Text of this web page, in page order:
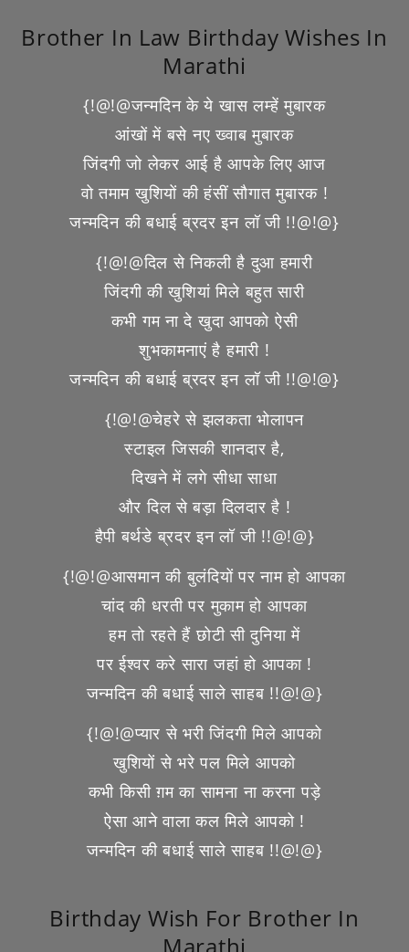
Brother In Law Birthday Wishes In
Marathi
{!@!@जन्मदिन के ये खास लम्हें मुबारक
आंखों में बसे नए ख्वाब मुबारक
जिंदगी जो लेकर आई है आपके लिए आज
वो तमाम खुशियों की हंसीं सौगात मुबारक !
जन्मदिन की बधाई ब्रदर इन लॉ जी !!@!@}
{!@!@दिल से निकली है दुआ हमारी
जिंदगी की खुशियां मिले बहुत सारी
कभी गम ना दे खुदा आपको ऐसी
शुभकामनाएं है हमारी !
जन्मदिन की बधाई ब्रदर इन लॉ जी !!@!@}
{!@!@चेहरे से झलकता भोलापन
स्टाइल जिसकी शानदार है,
दिखने में लगे सीधा साधा
और दिल से बड़ा दिलदार है !
हैपी बर्थडे ब्रदर इन लॉ जी !!@!@}
{!@!@आसमान की बुलंदियों पर नाम हो आपका
चांद की धरती पर मुकाम हो आपका
हम तो रहते हैं छोटी सी दुनिया में
पर ईश्वर करे सारा जहां हो आपका !
जन्मदिन की बधाई साले साहब !!@!@}
{!@!@प्यार से भरी जिंदगी मिले आपको
खुशियों से भरे पल मिले आपको
कभी किसी ग़म का सामना ना करना पड़े
ऐसा आने वाला कल मिले आपको !
जन्मदिन की बधाई साले साहब !!@!@}
Birthday Wish For Brother In